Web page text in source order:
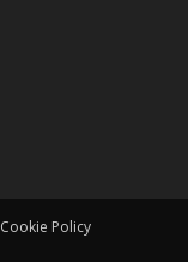
Cookie Policy